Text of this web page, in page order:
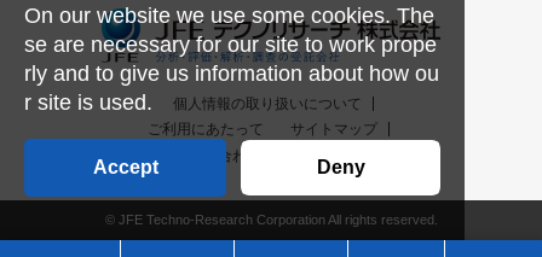
個人情報の取り扱いについて
ご利用にあたって
サイトマップ
お問い合わせ一覧
English
© JFE Techno-Research Corporation All rights reserved.
On our website we use some cookies. The
se are necessary for our site to work prope
rly and to give us information about how ou
r site is used.
Accept Deny